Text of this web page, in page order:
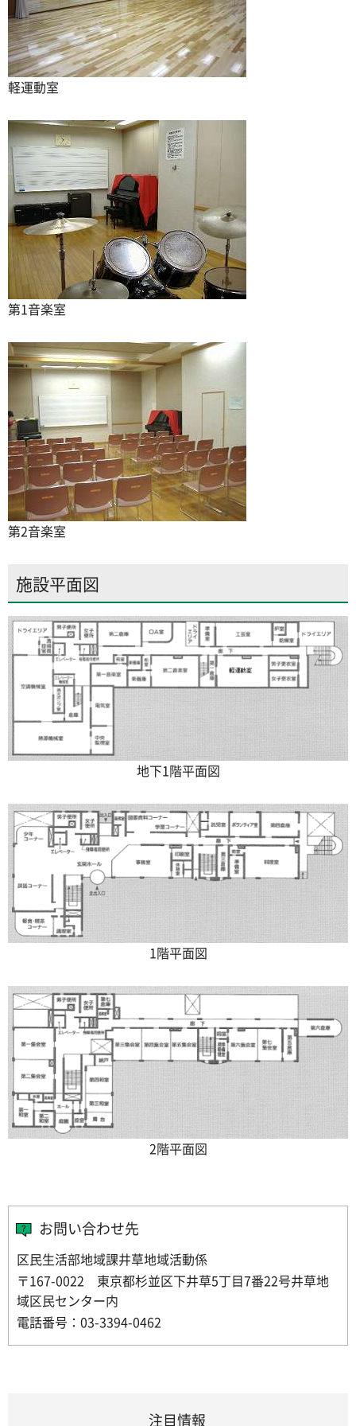
軽運動室
第1音楽室
第2音楽室
施設平面図
地下1階平面図
1階平面図
2階平面図
お問い合わせ先
区民生活部地域課井草地域活動係
〒167-0022 東京都杉並区下井草5丁目7番22号井草地
域区民センター内
電話番号：03-3394-0462
注目情報